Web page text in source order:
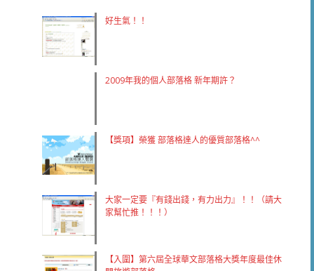
好生氣！！
2009年我的個人部落格 新年期許？
【獎項】榮獲 部落格達人的優質部落格^^
大家一定要『有錢出錢，有力出力』！！（請大
家幫忙推！！！）
【入圍】第六屆全球華文部落格大獎年度最佳休